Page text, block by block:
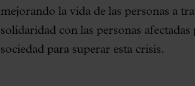
mejorando la vida de las personas a
solidaridad con las personas
sociedad para superar esta crisis.